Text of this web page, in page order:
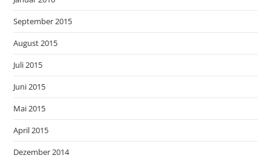
September 2015
August 2015
Juli 2015
Juni 2015
Mai 2015
April 2015
Dezember 2014